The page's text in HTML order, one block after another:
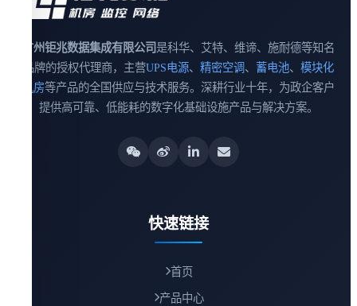
广州钜兆数据集成有限公司 是科华、艾特、维谛、施耐德等知名
品牌的授权代理商，主营UPS电源、 精密空调、 蓄电池、 模块化
机房等产品的全国供应与技术服务。深耕行业十年，为政企客户
提供高可靠、低能耗的数字化基础设施产品与解决方案。
快速链接
首页
产品中心